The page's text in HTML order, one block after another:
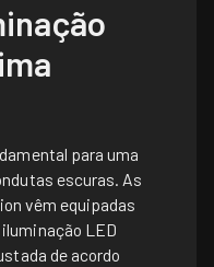
para uma
escuras. As
vêm equipadas
LED
de acordo